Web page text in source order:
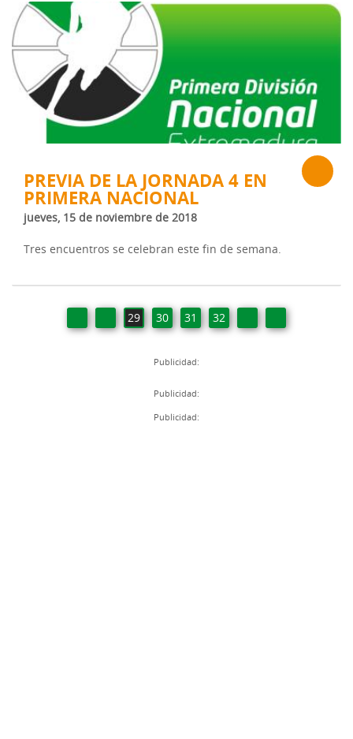
PREVIA DE LA JORNADA 4 EN
PRIMERA NACIONAL
jueves, 15 de noviembre de 2018
Tres encuentros se celebran este fin de semana.
29 30 31 32
Publicidad:
Publicidad:
Publicidad: